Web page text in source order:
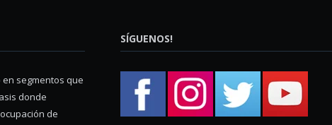
segmentos que
donde
de
SÍGUENOS!